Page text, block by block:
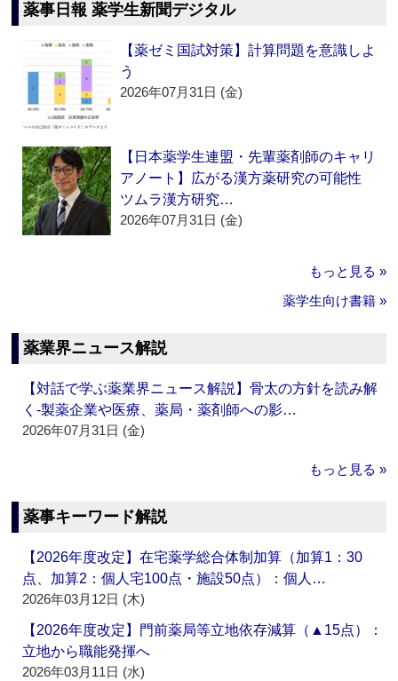
薬事日報 薬学生新聞デジタル
【薬ゼミ国試対策】計算問題を意識しよ
う
2026年07月31日 (金)
【日本薬学生連盟・先輩薬剤師のキャリ
アノート】広がる漢方薬研究の可能性
ツムラ漢方研究…
2026年07月31日 (金)
もっと見る »
薬学生向け書籍 »
薬業界ニュース解説
【対話で学ぶ薬業界ニュース解説】骨太の方針を読み解
く‐製薬企業や医療、薬局・薬剤師への影…
2026年07月31日 (金)
もっと見る »
薬事キーワード解説
【2026年度改定】在宅薬学総合体制加算（加算1：30
点、加算2：個人宅100点・施設50点）：個人…
2026年03月12日 (木)
【2026年度改定】門前薬局等立地依存減算（▲15点）：
立地から職能発揮へ
2026年03月11日 (水)